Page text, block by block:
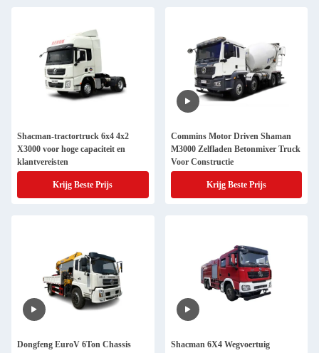
Shacman-tractortruck 6x4 4x2
X3000 voor hoge capaciteit en
klantvereisten
Krijg Beste Prijs
Commins Motor Driven Shaman
M3000 Zelfladen Betonmixer Truck
Voor Constructie
Krijg Beste Prijs
Dongfeng EuroV 6Ton Chassis
Shacman 6X4 Wegvoertuig